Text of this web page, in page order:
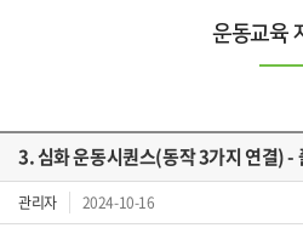
운동교육
3. 심화 운동시퀀스(동작 3가지 연결) -
관리자 2024-10-16